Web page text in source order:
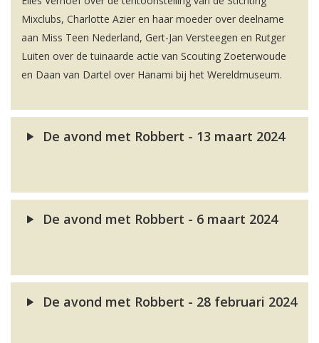
Mixclubs, Charlotte Azier en haar moeder over deelname
aan Miss Teen Nederland, Gert-Jan Versteegen en Rutger
Luiten over de tuinaarde actie van Scouting Zoeterwoude
en Daan van Dartel over Hanami bij het Wereldmuseum.
De avond met Robbert - 13 maart 2024
De avond met Robbert - 6 maart 2024
De avond met Robbert - 28 februari 2024